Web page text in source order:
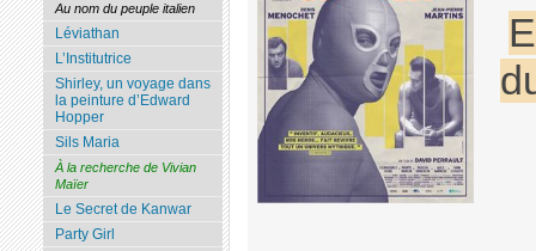
Au nom du peuple italien
Léviathan
L’Institutrice
Shirley, un voyage dans
la peinture d’Edward
Hopper
Sils Maria
À la recherche de Vivian
Maïer
Le Secret de Kanwar
Party Girl